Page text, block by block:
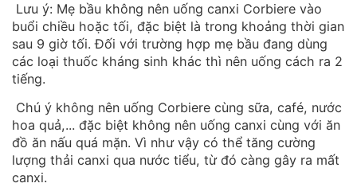
Lưu ý: Mẹ bầu không nên uống canxi Corbiere vào
buổi chiều hoặc tối, đặc biệt là trong khoảng thời gian
sau 9 giờ tối. Đối với trường hợp mẹ bầu đang dùng
các loại thuốc kháng sinh khác thì nên uống cách ra 2
tiếng.
Chú ý không nên uống Corbiere cùng sữa, café, nước
hoa quả,... đặc biệt không nên uống canxi cùng với ăn
đồ ăn nấu quá mặn. Vì như vậy có thể tăng cường
lượng thải canxi qua nước tiểu, từ đó càng gây ra mất
canxi.